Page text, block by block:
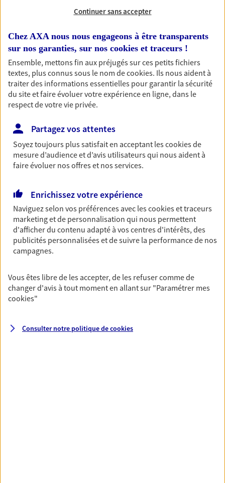
Découvrir l'offre Santé
NOUS CONTACTER
Multirisque Professionnelle
Protégez votre entreprise en garantissant la
continuité de votre activité, même en cas de
sinistre. Ce contrat inclut notamment une
responsabilité civile professionnelle.
Découvrir l'offre Multirisque Professionnelle
DEMANDER UN DEVIS
VOIR TOUTES NOS OFFRES
Nos expertises
professionnels et les
Continuer sans accepter
Chez AXA nous nous engageons à être transparents
sur nos garanties, sur nos cookies et traceurs !
Ensemble, mettons fin aux préjugés sur ces petits fichiers
textes, plus connus sous le nom decookies. Ils nous aident à
traiter des informations essentielles pour garantir la sécurité
du site et faire évoluer votre expérience en ligne, dans le
respect de votre vie privée.
Partagez vos attentes
Soyez toujours plus satisfait en acceptant lescookiesde
mesure d’audience et d’avis utilisateurs qui nous aident à
faire évoluer nos offres et nos services.
Enrichissez votre expérience
Naviguez selon vos préférences avec lescookies et traceurs
marketing et de personnalisation qui nous permettent
d'afficher du contenu adapté à vos centres d'intérêts, des
publicités personnalisées et de suivre la performance de nos
campagnes.
Vous êtes libre de les accepter, de les refuser comme de
changer d'avis à tout moment en allant sur "Paramétrer mes
cookies"
Consulter notre politique decookies